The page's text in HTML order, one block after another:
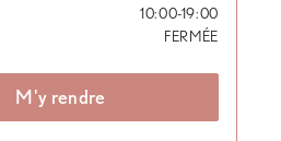
10:00-19:00
FERMÉE
M'y rendre